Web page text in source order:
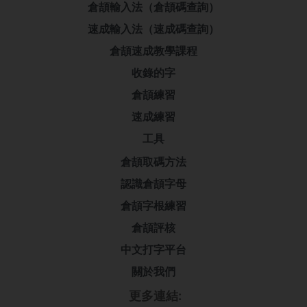
倉頡輸入法（倉頡碼查詢）
速成輸入法（速成碼查詢）
倉頡速成教學課程
收錄的字
倉頡練習
速成練習
工具
倉頡取碼方法
認識倉頡字母
倉頡字根練習
倉頡評核
中文打字平台
關於我們
更多連結: